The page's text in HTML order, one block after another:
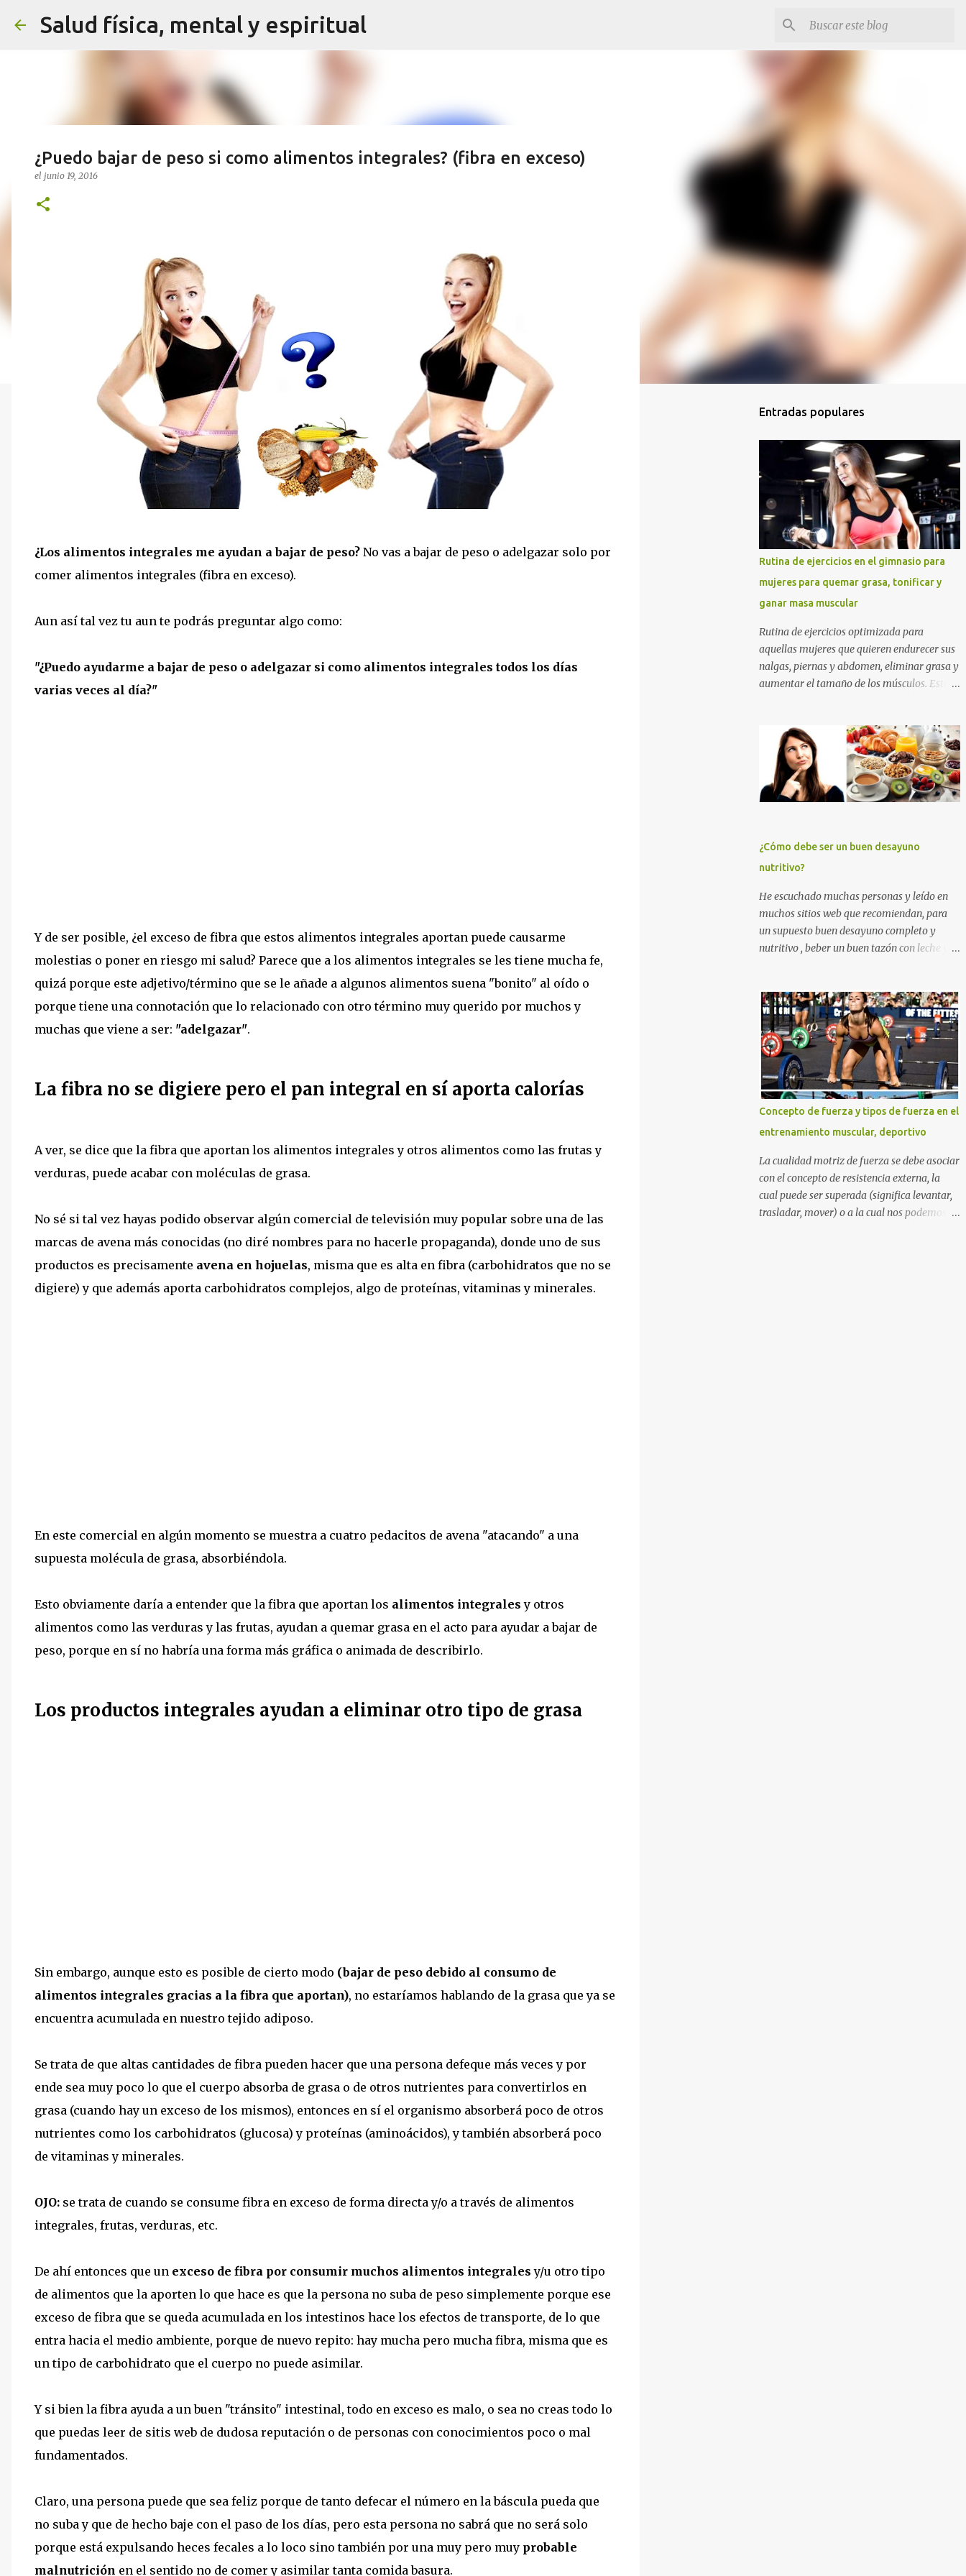
Salud física, mental y espiritual
¿Puedo bajar de peso si como alimentos integrales? (fibra en exceso)
el junio 19, 2016
¿Los alimentos integrales me ayudan a bajar de peso? No vas a bajar de peso o adelgazar solo por
comer alimentos integrales (fibra en exceso).
Aun así tal vez tu aun te podrás preguntar algo como:
"¿Puedo ayudarme a bajar de peso o adelgazar si como alimentos integrales todos los días
varias veces al día?"
Y de ser posible, ¿el exceso de fibra que estos alimentos integrales aportan puede causarme
molestias o poner en riesgo mi salud? Parece que a los alimentos integrales se les tiene mucha fe,
quizá porque este adjetivo/término que se le añade a algunos alimentos suena "bonito" al oído o
porque tiene una connotación que lo relacionado con otro término muy querido por muchos y
muchas que viene a ser: "adelgazar".
La fibra no se digiere pero el pan integral en sí aporta calorías
A ver, se dice que la fibra que aportan los alimentos integrales y otros alimentos como las frutas y
verduras, puede acabar con moléculas de grasa.
No sé si tal vez hayas podido observar algún comercial de televisión muy popular sobre una de las
marcas de avena más conocidas (no diré nombres para no hacerle propaganda), donde uno de sus
productos es precisamente avena en hojuelas, misma que es alta en fibra (carbohidratos que no se
digiere) y que además aporta carbohidratos complejos, algo de proteínas, vitaminas y minerales.
En este comercial en algún momento se muestra a cuatro pedacitos de avena "atacando" a una
supuesta molécula de grasa, absorbiéndola.
Esto obviamente daría a entender que la fibra que aportan los alimentos integrales y otros
alimentos como las verduras y las frutas, ayudan a quemar grasa en el acto para ayudar a bajar de
peso, porque en sí no habría una forma más gráfica o animada de describirlo.
Los productos integrales ayudan a eliminar otro tipo de grasa
Sin embargo, aunque esto es posible de cierto modo (bajar de peso debido al consumo de
alimentos integrales gracias a la fibra que aportan), no estaríamos hablando de la grasa que ya se
encuentra acumulada en nuestro tejido adiposo.
Se trata de que altas cantidades de fibra pueden hacer que una persona defeque más veces y por
ende sea muy poco lo que el cuerpo absorba de grasa o de otros nutrientes para convertirlos en
grasa (cuando hay un exceso de los mismos), entonces en sí el organismo absorberá poco de otros
nutrientes como los carbohidratos (glucosa) y proteínas (aminoácidos), y también absorberá poco
de vitaminas y minerales.
OJO: se trata de cuando se consume fibra en exceso de forma directa y/o a través de alimentos
integrales, frutas, verduras, etc.
De ahí entonces que un exceso de fibra por consumir muchos alimentos integrales y/u otro tipo
de alimentos que la aporten lo que hace es que la persona no suba de peso simplemente porque ese
exceso de fibra que se queda acumulada en los intestinos hace los efectos de transporte, de lo que
entra hacia el medio ambiente, porque de nuevo repito: hay mucha pero mucha fibra, misma que es
un tipo de carbohidrato que el cuerpo no puede asimilar.
Y si bien la fibra ayuda a un buen "tránsito" intestinal, todo en exceso es malo, o sea no creas todo lo
que puedas leer de sitis web de dudosa reputación o de personas con conocimientos poco o mal
fundamentados.
Claro, una persona puede que sea feliz porque de tanto defecar el número en la báscula pueda que
no suba y que de hecho baje con el paso de los días, pero esta persona no sabrá que no será solo
porque está expulsando heces fecales a lo loco sino también por una muy pero muy probable
malnutrición en el sentido no de comer y asimilar tanta comida basura.
Entradas populares
Rutina de ejercicios en el gimnasio para
mujeres para quemar grasa, tonificar y
ganar masa muscular
Rutina de ejercicios optimizada para
aquellas mujeres que quieren endurecer sus
nalgas, piernas y abdomen, eliminar grasa y
aumentar el tamaño de los músculos. Esta
mujeres principiantes, con nivel intermedio
y avanzado , para que puedas levantar y
agrandar la cola , tonificar las piernas,
quemar grasa y tener un abdomen plano. Si
quieres eliminar grasa, tonificar tus
muscular a tus nalgas y a tus piernas
principalmente, entrena duro con los
ejercicios que te muestro más abajo. Y si
quieres además perder grasa corporal para
adelgazar, tonificar tu abdomen y lucir un
cuerpo sin celulitis, te recomiendo apliques
esta rutina de entrenamiento para mujeres
QUIERES GLÚTEOS MÁS GRANDES,
PIERNAS MÁS ESBELTAS Y UN ABDOMEN
FITNESS TONIFICADO. TABLA DE
CONTENIDO La mejor rutina...
¿Cómo debe ser un buen desayuno
nutritivo?
He escuchado muchas personas y leído en
muchos sitios web que recomiendan, para
un supuesto buen desayuno completo y
nutritivo , beber un buen tazón con leche y
muchas veces perjudicial lactosa). Otros
sitios web y aun nutricionistas recomiendan
las ensaladas de frutas acompañadas de un
zumo de naranja (mezcla nada agradable
para nuestro sistema digestivo), lo cual
además de ser una descarga alta de
azúcares también puede provocar molestias
gastrointestinales. Otras mezclas de
alimentos y bebidas que deberías evitar en
tu desayuno Otras personas inclusive
mezclan las dos cosas anteriores diciendo
que beber una taza con leche y agregarle
cereales (sin importar que tipo de cereal sea)
Concepto de fuerza y tipos de fuerza en el
entrenamiento muscular, deportivo
La cualidad motriz de fuerza se debe asociar
con el concepto de resistencia externa, la
cual puede ser superada (significa levantar,
trasladar, mover) o a la cual nos podemos